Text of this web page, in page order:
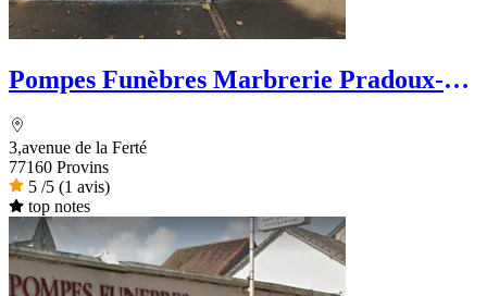
Pompes Funèbres Marbrerie Pradoux-
3,avenue de la Ferté
77160 Provins
5 /5 (1 avis)
top notes